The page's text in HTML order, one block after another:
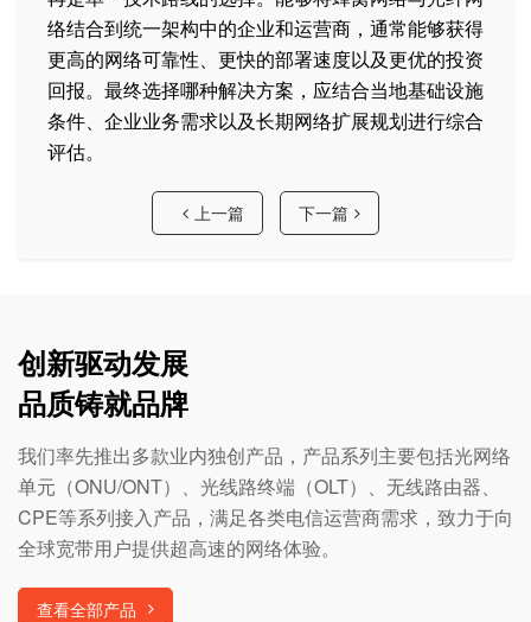
络结合到统一架构中的企业和运营商，通常能够获得
更高的网络可靠性、更快的部署速度以及更优的投资
回报。最终选择哪种解决方案，应结合当地基础设施
条件、企业业务需求以及长期网络扩展规划进行综合
评估。
上一篇 下一篇
创新驱动发展
品质铸就品牌
我们率先推出多款业内独创产品，产品系列主要包括光网络
单元（ONU/ONT）、光线路终端（OLT）、无线路由器、
CPE等系列接入产品，满足各类电信运营商需求，致力于向
全球宽带用户提供超高速的网络体验。
查看全部产品